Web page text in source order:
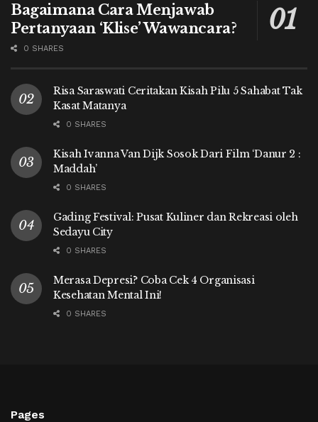
Bagaimana Cara Menjawab
Pertanyaan ‘Klise’ Wawancara?
0 SHARES
Risa Saraswati Ceritakan Kisah Pilu 5 Sahabat Tak
Kasat Matanya
0 SHARES
Kisah Ivanna Van Dijk Sosok Dari Film ‘Danur 2 :
Maddah’
0 SHARES
Gading Festival: Pusat Kuliner dan Rekreasi oleh
Sedayu City
0 SHARES
Merasa Depresi? Coba Cek 4 Organisasi
Kesehatan Mental Ini!
0 SHARES
Pages